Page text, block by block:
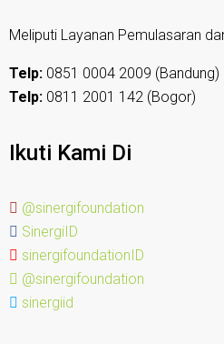
Meliputi Layanan Pemulasaran
Telp: 0851 0004 2009 (Bandung)
Telp: 0811 2001 142 (Bogor)
Ikuti Kami Di
@sinergifoundation
SinergiID
sinergifoundationID
@sinergifoundation
sinergiid